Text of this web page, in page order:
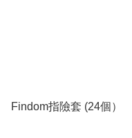
Findom指險套 (24個）